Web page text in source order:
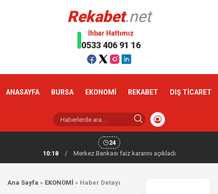
Rekabet.net
İhbar Hattımız
0533 406 91 16
ANASAYFA BURSA EKONOMİ REKABET DIŞ TİCARET
24
10:18
/ Merkez Bankası faiz kararını açıkladı
Ana Sayfa » EKONOMİ » Haber Detayı